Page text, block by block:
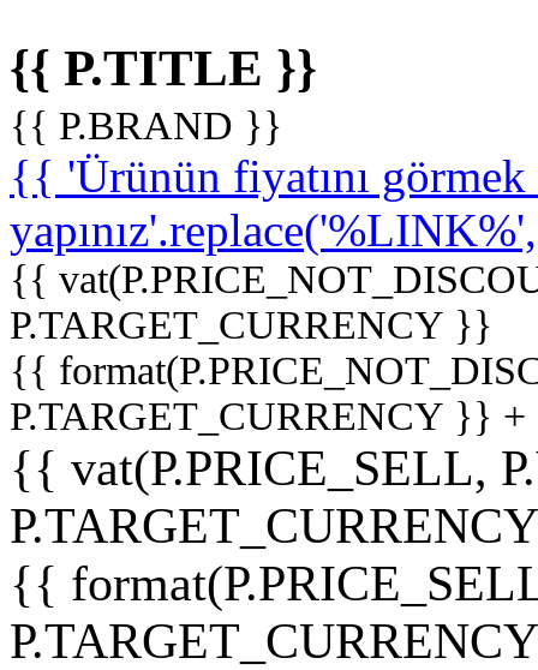
{{ P.TITLE }}
{{ P.BRAND }}
{{ 'Ürünün fiyatını
{{
P.TARGET_CURRENCY }}
{{
P.TARGET_CURRENCY }}
{{ vat(P.PRICE_SELL,
{{